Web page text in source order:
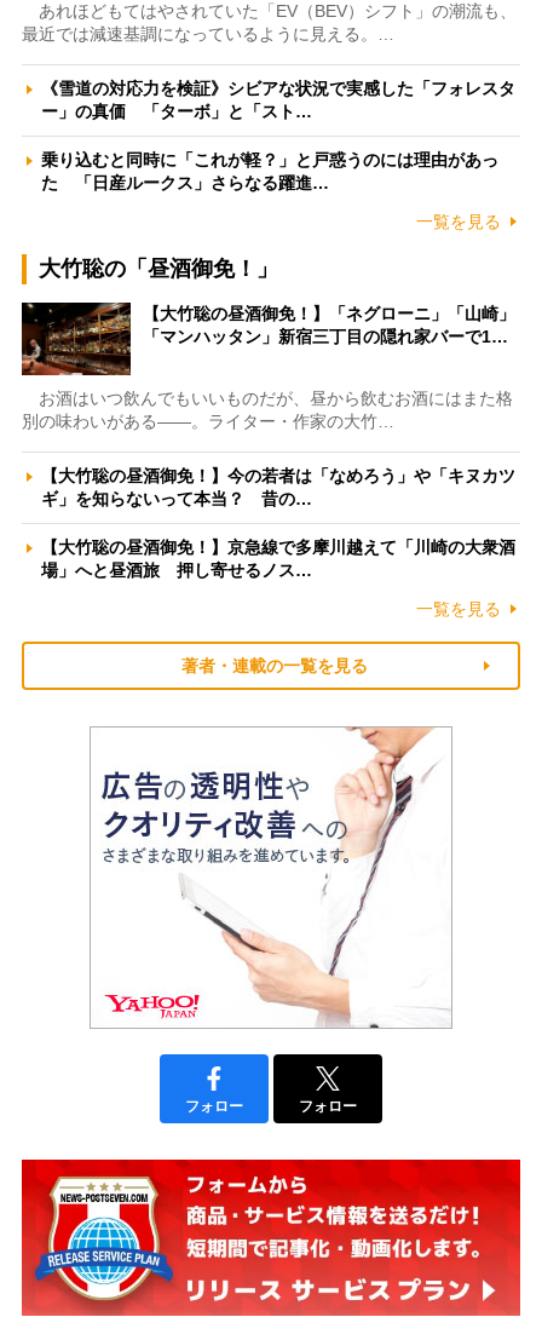
あれほどもてはやされていた「EV（BEV）シフト」の潮流も、
最近では減速基調になっているように見える。…
《雪道の対応力を検証》シビアな状況で実感した「フォレスタ
ー」の真価 「ターボ」と「スト…
乗り込むと同時に「これが軽？」と戸惑うのには理由があっ
た 「日産ルークス」さらなる躍進…
一覧を見る
大竹聡の「昼酒御免！」
【大竹聡の昼酒御免！】「ネグローニ」「山崎」
「マンハッタン」新宿三丁目の隠れ家バーで1…
お酒はいつ飲んでもいいものだが、昼から飲むお酒にはまた格
別の味わいがある――。ライター・作家の大竹…
【大竹聡の昼酒御免！】今の若者は「なめろう」や「キヌカツ
ギ」を知らないって本当？ 昔の…
【大竹聡の昼酒御免！】京急線で多摩川越えて「川崎の大衆酒
場」へと昼酒旅 押し寄せるノス…
一覧を見る
著者・連載の一覧を見る
フォロー フォロー